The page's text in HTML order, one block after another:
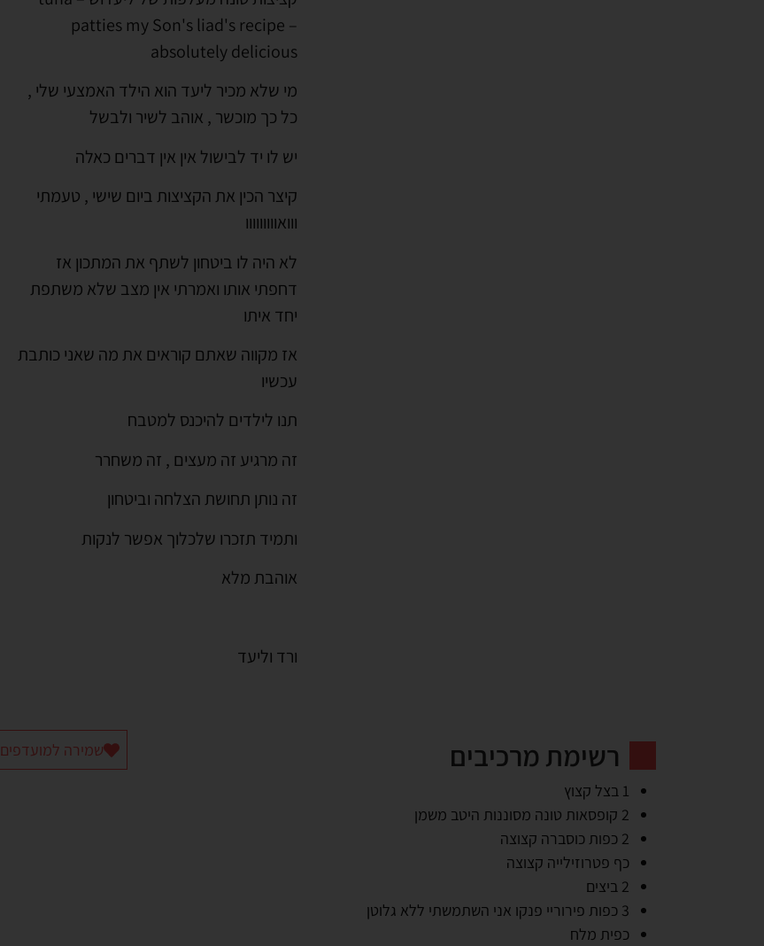
patties my Son's liad's recipe –
absolutely delicious
מי שלא מכיר ליעד הוא הילד האמצעי שלי ,
כל כך מוכשר , אוהב לשיר ולבשל
יש לו יד לבישול אין אין דברים כאלה
קיצר הכין את הקציצות ביום שישי , טעמתי
ווואווווווווו
לא היה לו ביטחון לשתף את המתכון אז
דחפתי אותו ואמרתי אין מצב שלא משתפת
יחד איתו
אז מקווה שאתם קוראים את מה שאני כותבת
עכשיו
תנו לילדים להיכנס למטבח
זה מרגיע זה מעצים , זה משחרר
זה נותן תחושת הצלחה וביטחון
ותמיד תזכרו שלכלוך אפשר לנקות
אוהבת מלא
ורד וליעד
רשימת מרכיבים
שמירה למועדפים
1 בצל קצוץ
2 קופסאות טונה מסוננות היטב משמן
2 כפות כוסברה קצוצה
כף פטרוזילייה קצוצה
2 ביצים
3 כפות פירוריי פנקו אני השתמשתי ללא גלוטן
כפית מלח